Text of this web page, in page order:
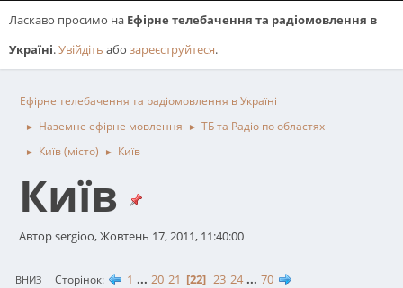
Ласкаво просимо на Ефірне телебачення та радіомовлення в
Україні.Увійдіть або зареєструйтеся.
Ефірне телебачення та радіомовлення в Україні
► Наземне ефірне мовлення ► ТБ та Радіо по областях
► Київ (місто) ► Київ
Київ
Автор sergioo, Жовтень 17, 2011, 11:40:00
ВНИЗ Сторінок 1 ... 20 21 22 23 24 ... 70